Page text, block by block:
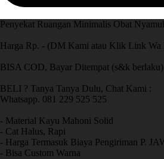
Penyekat Ruangan Minimalis Obat
Harga Rp. - (DM Kami atau Klik Link
BISA COD, Bayar Ditempat (s&k berlaku)
BELI ? Tanya Tanya Dulu, Chat Kami :
Whatsapp. 081 229 525 525
- Material Kayu Mahoni Solid
- Cat Halus, Rapi
- Harga Termasuk Biaya Pengiriman P.
- Bisa Custom Warna